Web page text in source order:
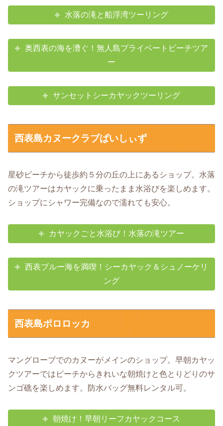
水落の滝と船浮湾ツーリング
奥西表の海を漕ぐ！無人島プライベートビーチツア
ー
サンセットシーカヤックツーリング
西表島カヌークラブぱいしぃず
星砂ビーチから徒歩約５分の丘の上にあるショップ。水落
の滝ツアーはカヤックに乗ったまま水浴びを楽しめます。
ショップにシャワー完備なので濡れても安心。
カヤックごと水浴び！水落の滝ツアー
西表ブルー海を満喫！シーカヤック＆シュノーケリ
ング
西表島ポロロッカ
マングローブでのカヌーがメインのショップ。早朝カヤッ
クツアーではビーチからきれいな朝焼けと色とりどりのサ
ンゴ礁を楽しめます。防水バッグ無料レンタル可。
朝焼け！早朝リーフカヤックコース